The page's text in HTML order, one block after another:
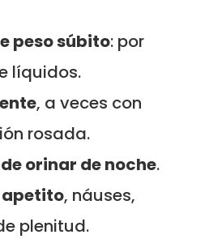
peso súbito: por
líquidos.
, a veces con
rosada.
orinar de noche.
apetito, náuses,
plenitud.